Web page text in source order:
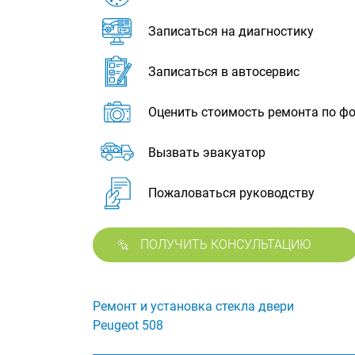
Записаться на диагностику
Записаться в автосервис
Оценить стоимость ремонта по
Вызвать эвакуатор
Пожаловаться руководству
ПОЛУЧИТЬ КОНСУЛЬТАЦИЮ
Ремонт и установка стекла двери
Peugeot 508